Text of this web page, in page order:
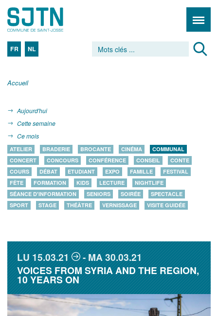
FR NL
Accueil
Aujourd'hui
Cette semaine
Ce mois
ATELIER BRADERIE BROCANTE CINÉMA
COMMUNAL
CONCERT
CONCOURS CONFÉRENCE CONSEIL
CONTE
COURS
DÉBAT ETUDIANT EXPO FAMILLE
FESTIVAL
FÊTE
FORMATION KIDS LECTURE
NIGHTLIFE
SÉANCE D'INFORMATION
SENIORS SOIRÉE
SPECTACLE
SPORT
STAGE THÉÂTRE VERNISSAGE VISITE GUIDÉE
LU15.03.21 MA30.03.21
VOICES FROM SYRIA AND THE REGION,
10 YEARS ON